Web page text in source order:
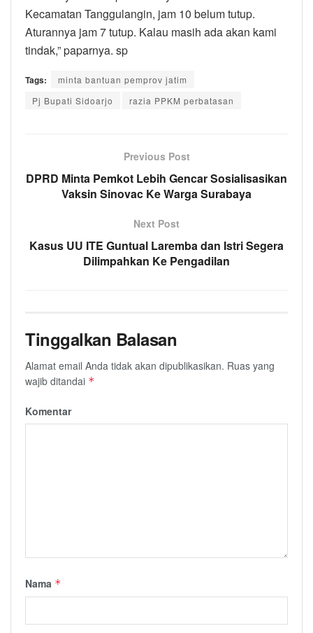
Kecamatan Tanggulangin, jam 10 belum tutup.
Aturannya jam 7 tutup. Kalau masih ada akan kami
tindak,” paparnya. sp
Tags:
minta bantuan pemprov jatim
Pj Bupati Sidoarjo
razia PPKM perbatasan
Previous Post
DPRD Minta Pemkot Lebih Gencar Sosialisasikan
Vaksin Sinovac Ke Warga Surabaya
Next Post
Kasus UU ITE Guntual Laremba dan Istri Segera
Dilimpahkan Ke Pengadilan
Tinggalkan Balasan
Alamat email Anda tidak akan dipublikasikan. Ruas yang
wajib ditandai *
Komentar
Nama *